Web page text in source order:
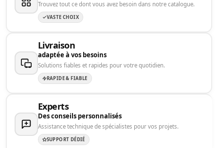
Trouvez tout ce dont vous avez besoin dans notre catalogue.
VASTE CHOIX
Livraison
adaptée à vos besoins
Solutions fiables et rapides pour votre quotidien.
RAPIDE & FIABLE
Experts
Des conseils personnalisés
Assistance technique de spécialistes pour vos projets.
SUPPORT DÉDIÉ